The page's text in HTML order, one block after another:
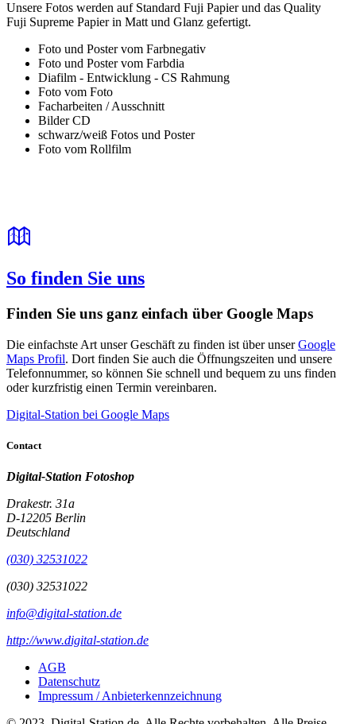
Unsere Fotos werden auf Standard Fuji Papier und das Quality
Fuji Supreme Papier in Matt und Glanz gefertigt.
Foto und Poster vom Farbnegativ
Foto und Poster vom Farbdia
Diafilm - Entwicklung - CS Rahmung
Foto vom Foto
Facharbeiten / Ausschnitt
Bilder CD
schwarz/weiß Fotos und Poster
Foto vom Rollfilm
So finden Sie uns
Finden Sie uns ganz einfach über Google Maps
Die einfachste Art unser Geschäft zu finden ist über unserGoogle
Maps Profil. Dort finden Sie auch die Öffnungszeiten und unsere
Telefonnummer, so können Sie schnell und bequem zu uns finden
oder kurzfristig einen Termin vereinbaren.
Digital-Station bei Google Maps
Contact
Digital-Station Fotoshop
Drakestr. 31a
D-12205 Berlin
Deutschland
(030) ­32531022
(030) 32531022
info@digital-station.de
http://www.digital-station.de
AGB
Datenschutz
Impressum / Anbieterkennzeichnung